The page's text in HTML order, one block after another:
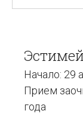
Начало: 29
Прием
года